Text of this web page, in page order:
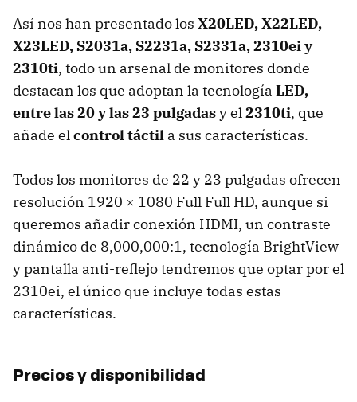
Así nos han presentado los X20LED, X22LED,
X23LED, S2031a, S2231a, S2331a, 2310ei y
2310ti, todo un arsenal de monitores donde
destacan los que adoptan la tecnología LED,
entre las 20 y las 23 pulgadasy el2310ti, que
añade elcontrol táctil a sus características.
Todos los monitores de 22 y 23 pulgadas ofrecen
resolución 1920 × 1080 Full Full HD, aunque si
queremos añadir conexión HDMI, un contraste
dinámico de 8,000,000:1, tecnología BrightView
y pantalla anti-reflejo tendremos que optar por el
2310ei, el único que incluye todas estas
características.
Precios y disponibilidad